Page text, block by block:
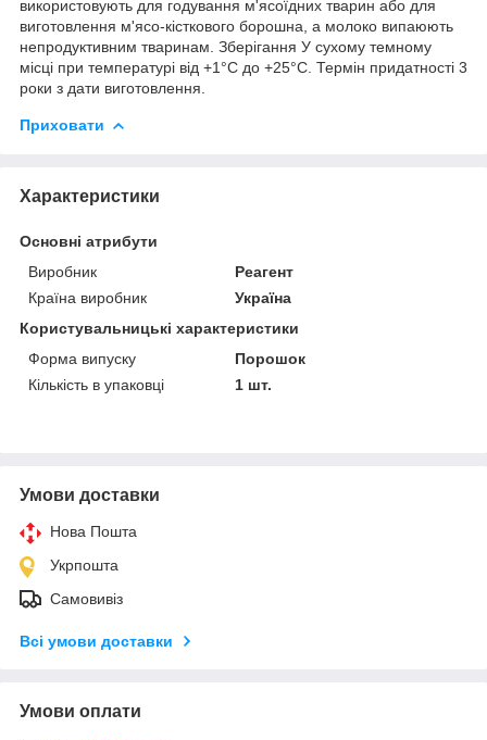
використовують для годування м'ясоїдних тварин або для
виготовлення м'ясо-кісткового борошна, а молоко випаюють
непродуктивним тваринам. Зберігання У сухому темному
місці при температурі від +1°С до +25°С. Термін придатності 3
роки з дати виготовлення.
Приховати
Характеристики
Основні атрибути
Виробник
Реагент
Країна виробник
Україна
Користувальницькі характеристики
Форма випуску
Порошок
Кількість в упаковці
1 шт.
Умови доставки
Нова Пошта
Укрпошта
Самовивіз
Всі умови доставки
Умови оплати